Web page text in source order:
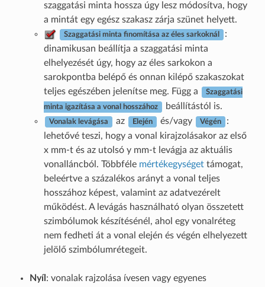
szaggatási minta hossza úgy lesz módosítva, hogy
a mintát egy egész szakasz zárja szünet helyett.
Szaggatási minta finomítása az éles sarkoknál
:
dinamikusan beállítja a szaggatási minta
elhelyezését úgy, hogy az éles sarkokon a
sarokpontba belépő és onnan kilépő szakaszokat
teljes egészében jelenítse meg. Függ a
Szaggatási
minta igazítása a vonal hosszához beállítástól is.
Vonalak levágása az Elején és/vagy Végén
:
lehetővé teszi, hogy a vonal kirajzolásakor az első
x mm-t és az utolsó y mm-t levágja az aktuális
vonalláncból. Többféle mértékegységettámogat,
beleértve a százalékos arányt a vonal teljes
hosszához képest, valamint az adatvezérelt
működést. A levágás használható olyan összetett
szimbólumok készítésénél, ahol egy vonalréteg
nem fedheti át a vonal elején és végén elhelyezett
jelölő szimbólumrétegeit.
Nyíl : vonalak rajzolása ívesen vagy egyenes